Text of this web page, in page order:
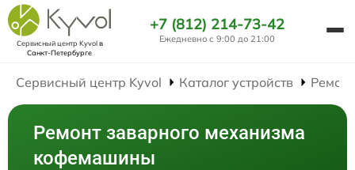
Сервисный центр Kyvolв
Санкт-Петербурге
+7 (812) 214-73-42
Ежедневно с 9:00 до 21:00
Сервисный центр Kyvol Каталог устройств
Ремонт заварного механизма
кофемашины